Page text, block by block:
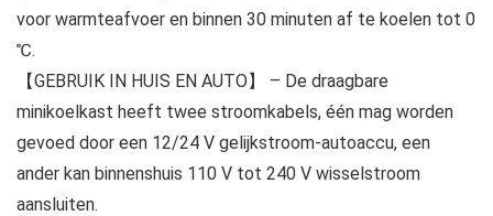
voor warmteafvoer en binnen 30 minuten af te koelen tot 0
℃.
【GEBRUIK IN HUIS EN AUTO】 – De draagbare
minikoelkast heeft twee stroomkabels, één mag worden
gevoed door een 12/24 V gelijkstroom-autoaccu, een
ander kan binnenshuis 110 V tot 240 V wisselstroom
aansluiten.